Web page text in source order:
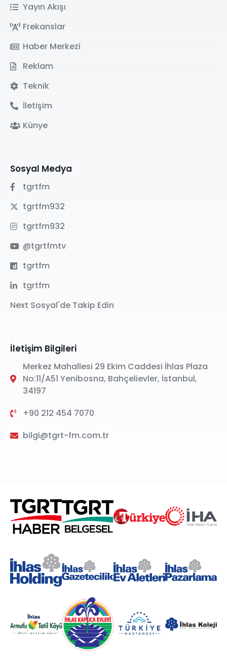
Yayın Akışı
Frekanslar
Haber Merkezi
Reklam
Teknik
İletişim
Künye
Sosyal Medya
tgrtfm
tgrtfm932
tgrtfm932
@tgrtfmtv
tgrtfm
tgrtfm
Next Sosyal'de Takip Edin
İletişim Bilgileri
Merkez Mahallesi 29 Ekim Caddesi İhlas Plaza
No:11/A51 Yenibosna, Bahçelievler, İstanbul,
34197
+90 212 454 7070
bilgi@tgrt-fm.com.tr